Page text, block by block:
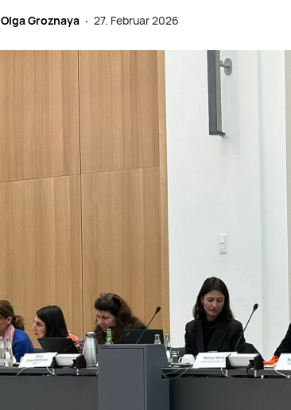
Olga Groznaya · 27. Februar 2026